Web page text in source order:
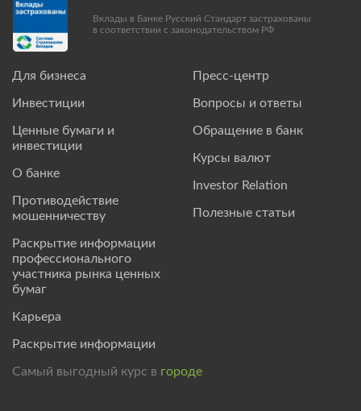
Для бизнеса
Инвестиции
Ценные бумаги и
инвестиции
О банке
Противодействие
мошенничеству
Раскрытие информации
профессионального
участника рынка ценных
бумаг
Карьера
Раскрытие информации
Пресс-центр
Вопросы и ответы
Обращение в банк
Курсы валют
Investor Relation
Полезные статьи
Вклады в Банке Русский Стандарт застрахованы
в соответствии с законодательством РФ
Самый выгодный курс в городе